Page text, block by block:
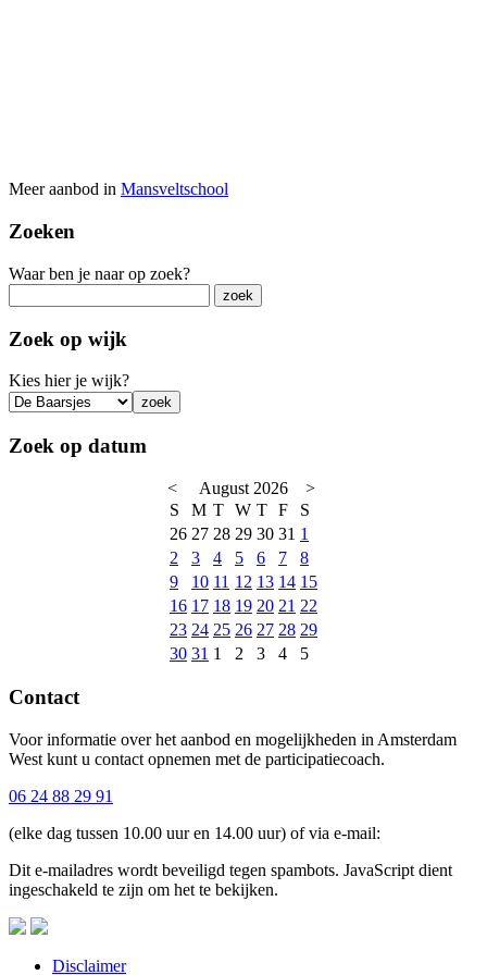
Meer aanbod in Mansveltschool
Zoeken
Waar ben je naar op zoek?
Zoek op wijk
Kies hier je wijk?
Zoek op datum
< August 2026
>
S
M T W T F
S
26 27 28 29 30 31 1
2
3 4 5 6 7
8
9
10 11 12 13 14 15
16 17 18 19 20 21 22
23 24 25 26 27 28 29
30 31 1 2 3 4 5
Contact
Voor informatie over het aanbod en mogelijkheden in Amsterdam
West kunt u contact opnemen met de participatiecoach.
06 24 88 29 91
(elke dag tussen 10.00 uur en 14.00 uur) of via e-mail:
Dit e-mailadres wordt beveiligd tegen spambots. JavaScript dient
ingeschakeld te zijn om het te bekijken.
Disclaimer